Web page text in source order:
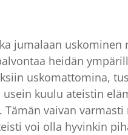
jumalaan uskominen
heidän
uskomattomina,
kuulu ateistin
. Tämän vaivan
voi olla hyvinkin